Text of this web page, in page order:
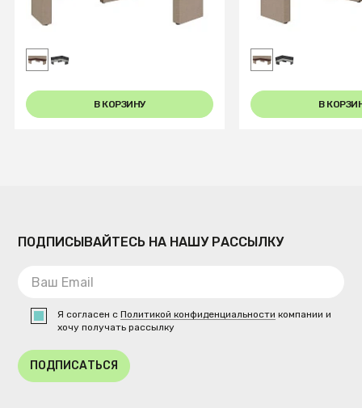
Диван кухон. Ratio 178-140 R
beige/coffe
В КОРЗИНУ
Диван кухон.
beige/coffe
В
ПОДПИСЫВАЙТЕСЬ НА НАШУ РАССЫЛКУ
Я согласен сПолитикой конфиденциальности компании и
хочу получать рассылку
ПОДПИСАТЬСЯ